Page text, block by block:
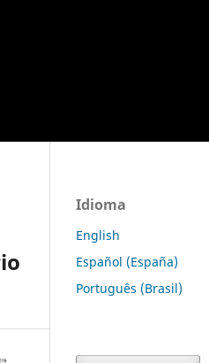
Idioma
English
Español (España)
Português (Brasil)